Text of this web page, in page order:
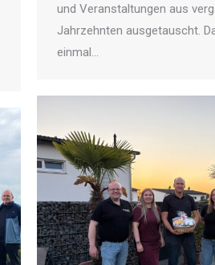
und Veranstaltungen aus
Jahrzehnten ausgetauscht.
einmal…